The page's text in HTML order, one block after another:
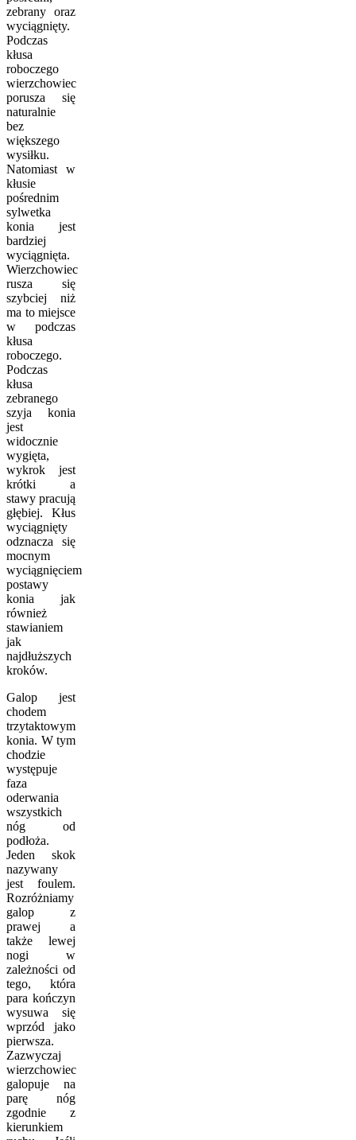
zebrany oraz
wyciągnięty.
Podczas
kłusa
roboczego
wierzchowiec
porusza się
naturalnie
bez
większego
wysiłku.
Natomiast w
kłusie
pośrednim
sylwetka
konia jest
bardziej
wyciągnięta.
Wierzchowiec
rusza się
szybciej niż
ma to miejsce
w podczas
kłusa
roboczego.
Podczas
kłusa
zebranego
szyja konia
jest
widocznie
wygięta,
wykrok jest
krótki a
stawy pracują
głębiej. Kłus
wyciągnięty
odznacza się
mocnym
wyciągnięciem
postawy
konia jak
również
stawianiem
jak
najdłuższych
kroków.
Galop jest
chodem
trzytaktowym
konia. W tym
chodzie
występuje
faza
oderwania
wszystkich
nóg od
podłoża.
Jeden skok
nazywany
jest foulem.
Rozróżniamy
galop z
prawej a
także lewej
nogi w
zależności od
tego, która
para kończyn
wysuwa się
wprzód jako
pierwsza.
Zazwyczaj
wierzchowiec
galopuje na
parę nóg
zgodnie z
kierunkiem